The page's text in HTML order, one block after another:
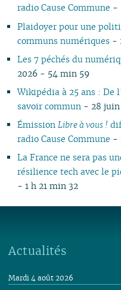
radio Cause Commune -
Plaidoyer pour une
communs numériques-
Les 7 péchés du
2026 - 54 min 59
Wikipédia à 25 ans : De
savoir commun - 28
Émission Libre à vous !
radio Cause Commune -
La France ne sera pas
résilience tech avec le
- 1 h 21 min 32
Actualités
Mardi 4 août 2026